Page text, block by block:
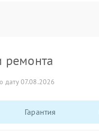
ремонта
дату 07.08.2026
Гарантия